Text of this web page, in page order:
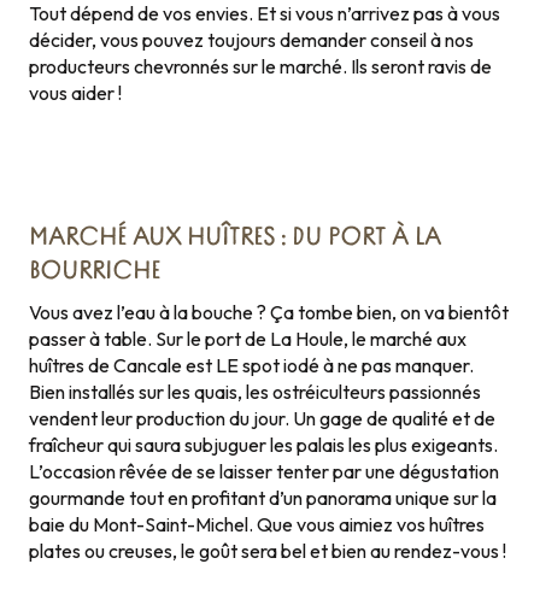
Tout dépend de vos envies. Et si vous n’arrivez pas à vous
décider, vous pouvez toujours demander conseil à nos
producteurs chevronnés sur le marché. Ils seront ravis de
vous aider !
MARCHÉ AUX HUÎTRES : DU PORT À LA
BOURRICHE
Vous avez l’eau à la bouche ? Ça tombe bien, on va bientôt
passer à table. Sur le port de La Houle, le marché aux
huîtres de Cancale est LE spot iodé à ne pas manquer.
Bien installés sur les quais, les ostréiculteurs passionnés
vendent leur production du jour. Un gage de qualité et de
fraîcheur qui saura subjuguer les palais les plus exigeants.
L’occasion rêvée de se laisser tenter par une dégustation
gourmande tout en profitant d’un panorama unique sur la
baie du Mont-Saint-Michel. Que vous aimiez vos huîtres
plates ou creuses, le goût sera bel et bien au rendez-vous !